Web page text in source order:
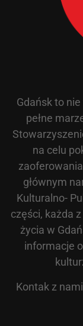
Gdańsk to
pełne
na celu
głównym
Kulturalno-
części, każda
życia w
informacje
Kontak z